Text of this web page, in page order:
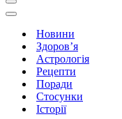
Меню
навігації
Меню
навігаціїНовини
Здоров’я
Астрологія
Рецепти
Поради
Стосунки
Історії